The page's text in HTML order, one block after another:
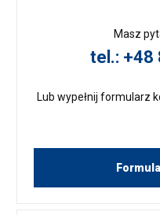
Masz
tel.: +48
Lub wypełnij formularz